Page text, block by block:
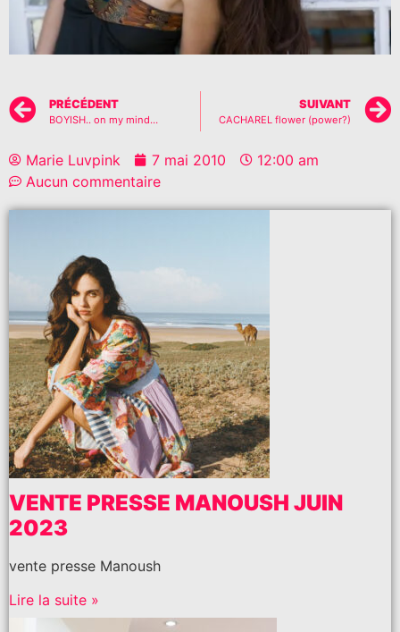
PRÉCÉDENT
BOYISH.. on my mind…
SUIVANT
CACHAREL flower (power?)
Marie Luvpink 7 mai 2010
12:00 am
Aucun commentaire
VENTE PRESSE MANOUSH JUIN
2023
vente presse Manoush
Lire la suite »